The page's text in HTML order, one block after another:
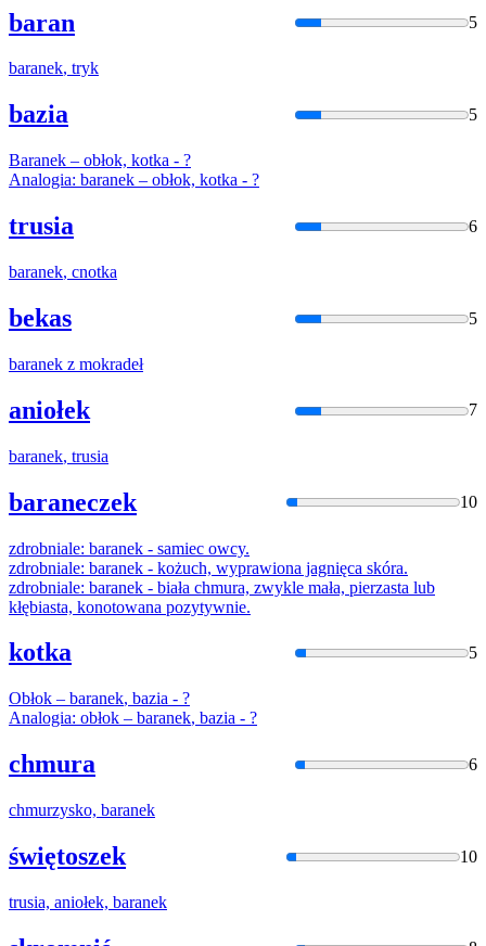
baran 5
baranek, tryk
bazia 5
Baranek – obłok, kotka - ?
Analogia: baranek – obłok, kotka - ?
trusia 6
baranek, cnotka
bekas 5
baranek z mokradeł
aniołek 7
baranek, trusia
baraneczek 10
zdrobniale: baranek - samiec owcy.
zdrobniale: baranek - kożuch, wyprawiona jagnięca skóra.
zdrobniale: baranek - biała chmura, zwykle mała, pierzasta lub
kłębiasta, konotowana pozytywnie.
kotka 5
Obłok – baranek, bazia - ?
Analogia: obłok – baranek, bazia - ?
chmura 6
chmurzysko, baranek
świętoszek 10
trusia, aniołek, baranek